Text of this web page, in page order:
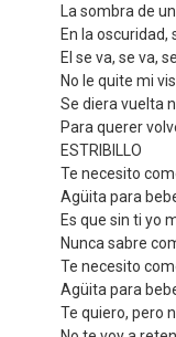
La sombra de
En la oscuridad,
El se va, se va,
No le quite mi
Se diera vuelta
Para querer
ESTRIBILLO
Te necesito
Agüita para
Es que sin ti yo
Nunca sabre
Te necesito
Agüita para
Te quiero, pero